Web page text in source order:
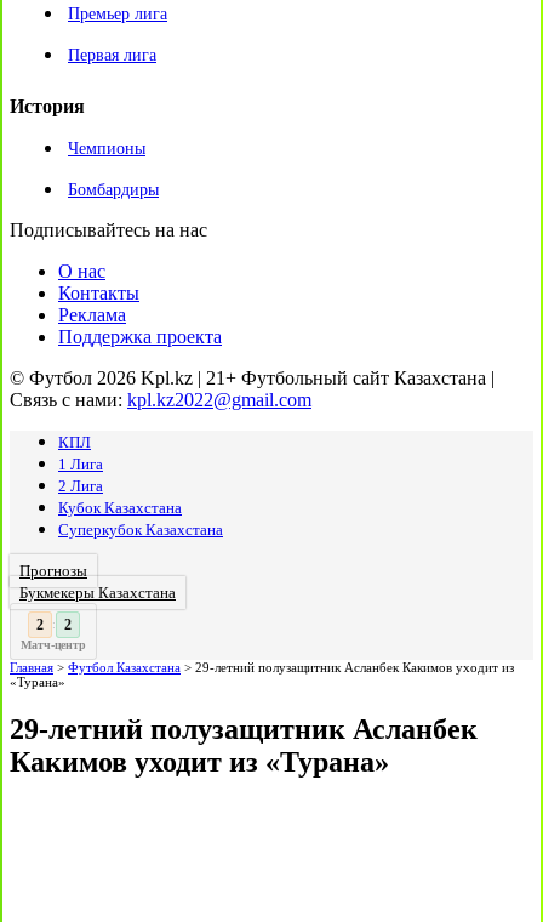
Премьер лига
Первая лига
История
Чемпионы
Бомбардиры
Подписывайтесь на нас
О нас
Контакты
Реклама
Поддержка проекта
© Футбол 2026 Kpl.kz | 21+ Футбольный сайт Казахстана |
Связь с нами: kpl.kz2022@gmail.com
КПЛ
1 Лига
2 Лига
Кубок Казахстана
Суперкубок Казахстана
Прогнозы
Букмекеры Казахстана
3 : 3
Матч-центр
Главная > Футбол Казахстана > 29-летний полузащитник Асланбек Какимов уходит из
«Турана»
29-летний полузащитник Асланбек
Какимов уходит из «Турана»